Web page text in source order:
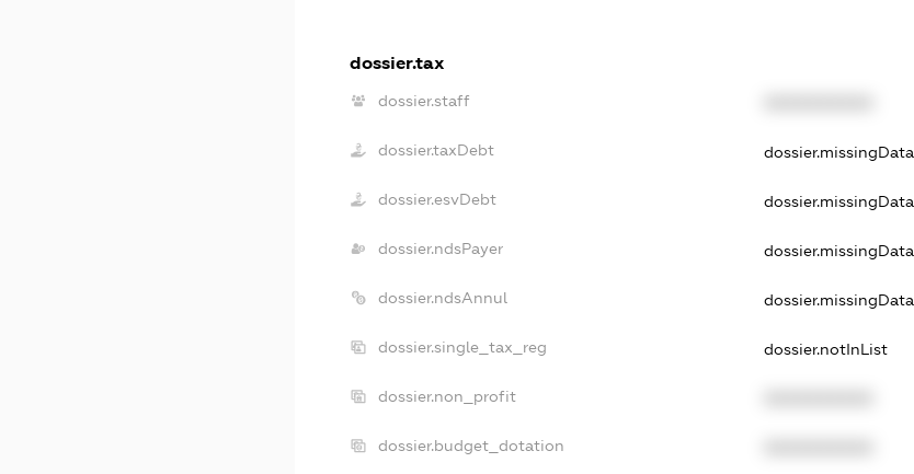
dossier.tax
dossier.staff
dossier.taxDebt dossier.missingData
dossier.esvDebt dossier.missingData
dossier.ndsPayer dossier.missingData
dossier.ndsAnnul dossier.missingData
dossier.single_tax_reg dossier.notInList
dossier.non_profit
dossier.budget_dotation